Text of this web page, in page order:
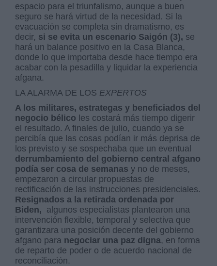
espacio para el triunfalismo, aunque a buen
seguro se hará virtud de la necesidad. Si la
evacuación se completa sin dramatismo, es
decir, si se evita un escenario Saigón (3), se
hará un balance positivo en la Casa Blanca,
donde lo que importaba desde hace tiempo era
acabar con la pesadilla y liquidar la experiencia
afgana.
LA ALARMA DE LOS EXPERTOS
A los militares, estrategas y beneficiados del
negocio bélico les costará más tiempo digerir
el resultado. A finales de julio, cuando ya se
percibía que las cosas podían ir más deprisa de
los previsto y se sospechaba que un eventual
derrumbamiento del gobierno central afgano
podía ser cosa de semanas y no de meses,
empezaron a circular propuestas de
rectificación de las instrucciones presidenciales.
Resignados a la retirada ordenada por
Biden, algunos especialistas plantearon una
intervención flexible, temporal y selectiva que
garantizara una posición decente del gobierno
afgano para negociar una paz digna, en forma
de reparto de poder o de acuerdo nacional de
reconciliación.